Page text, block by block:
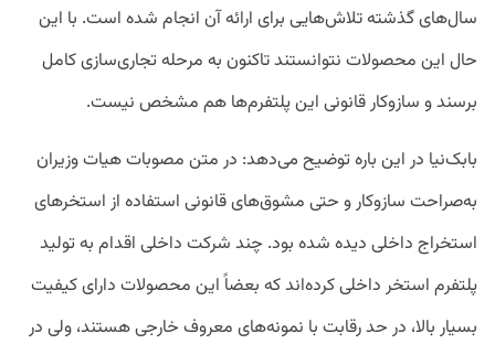
سال‌های گذشته تلاش‌هایی برای ارائه آن انجام شده است. با این
حال این محصولات نتوانستند تاکنون به مرحله تجاری‌سازی کامل
برسند و سازوکار قانونی این پلتفرم‌ها هم مشخص نیست.
بابک‌نیا در این باره توضیح می‌دهد: در متن مصوبات هیات وزیران
به‌صراحت سازوکار و حتی مشوق‌های قانونی استفاده از استخر‌های
استخراج داخلی دیده شده بود. چند شرکت داخلی اقدام به تولید
پلتفرم استخر داخلی کرده‌اند که بعضاً این محصولات دارای کیفیت
بسیار بالا، در حد رقابت با نمونه‌های معروف خارجی هستند، ولی در